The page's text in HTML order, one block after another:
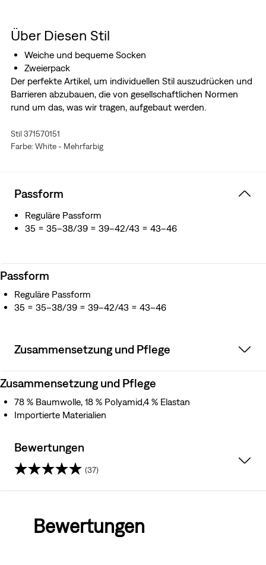
Über Diesen Stil
Weiche und bequeme Socken
Zweierpack
Der perfekte Artikel, um individuellen Stil auszudrücken und
Barrieren abzubauen, die von gesellschaftlichen Normen
rund um das, was wir tragen, aufgebaut werden.
Stil 371570151
Farbe: White - Mehrfarbig
Passform
Reguläre Passform
35 = 35–38/39 = 39–42/43 = 43–46
Passform
Reguläre Passform
35 = 35–38/39 = 39–42/43 = 43–46
Zusammensetzung und Pflege
Zusammensetzung und Pflege
78 % Baumwolle, 18 % Polyamid,4 % Elastan
Importierte Materialien
Bewertungen
(37)
Bewertungen